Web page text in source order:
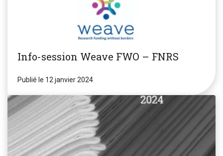
Info-session Weave FWO – FNRS
Publié le 12 janvier 2024